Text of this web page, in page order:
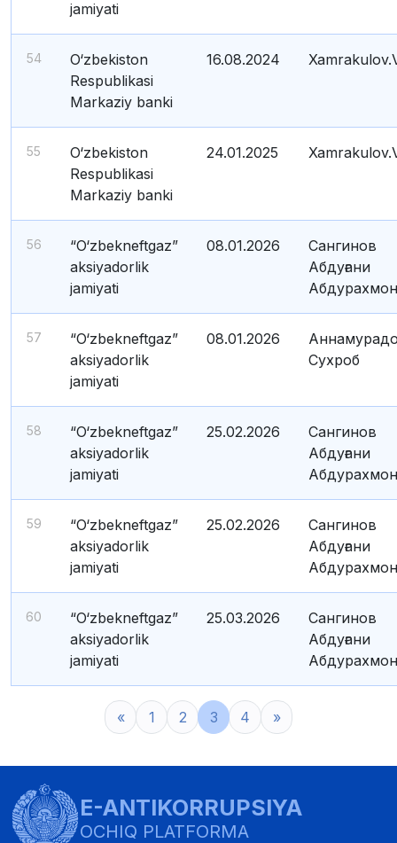
jamiyati
54
O‘zbekiston
Respublikasi
Markaziy banki
16.08.2024
55
O‘zbekiston
Respublikasi
Markaziy banki
24.01.2025
56
“O‘zbekneftgaz”
aksiyadorlik
jamiyati
08.01.2026
Сангинов
Абдуғани
57
“O‘zbekneftgaz”
aksiyadorlik
jamiyati
08.01.2026
Сухроб
58
“O‘zbekneftgaz”
aksiyadorlik
jamiyati
25.02.2026
Сангинов
Абдуғани
59
“O‘zbekneftgaz”
aksiyadorlik
jamiyati
25.02.2026
Сангинов
Абдуғани
60
“O‘zbekneftgaz”
aksiyadorlik
jamiyati
25.03.2026
Сангинов
Абдуғани
« 1 2 3 4 »
E-ANTIKORRUPSIYA
OCHIQ PLATFORMA